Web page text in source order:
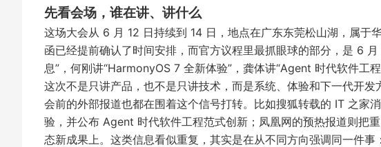
先看会场，谁在讲、讲什么
这场大会从 6 月 12 日持续到 14 日，地点在广东东莞松山湖，属于
函已经提前确认了时间安排，而官方议程里最抓眼球的部分，是 6
息”，何刚讲“HarmonyOS 7 全新体验”，龚体讲“Agent 时代软件
这次不是只讲产品，也不是只讲技术，而是系统、体验和下一代开发
会前的外部报道也都在围着这个信号打转。比如搜狐转载的 IT 之家
验，并公布 Agent 时代软件工程范式创新； 凤凰网的预热报道则把
态新成果上。这类信息看似重复，其实是在从不同方向强调同一件